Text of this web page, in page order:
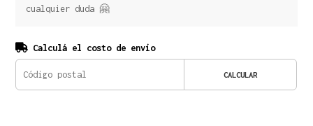
cualquier duda 🤗
Calculá el costo de envío
CALCULAR